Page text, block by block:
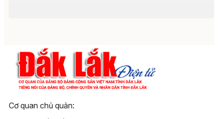
Cơ quan chủ quản: